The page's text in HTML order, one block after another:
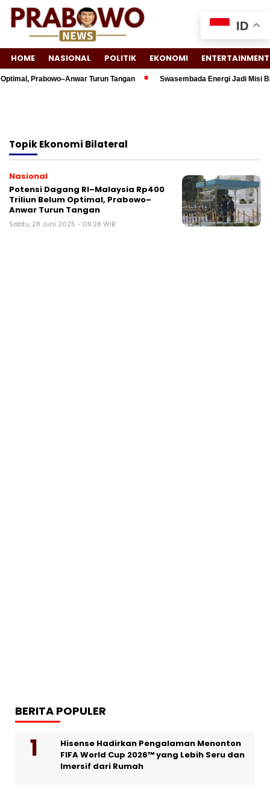
HOME NASIONAL POLITIK EKONOMI ENTERTAINMENT
Prabowo–Anwar Turun Tangan Swasembada Energi Jadi Misi
TopikEkonomi Bilateral
Nasional
Potensi Dagang RI–Malaysia Rp400
Triliun Belum Optimal, Prabowo–
Anwar Turun Tangan
Sabtu, 28 Juni 2025 - 09:28 WIB
BERITA POPULER
Hisense Hadirkan Pengalaman Menonton
FIFA World Cup 2026™ yang Lebih Seru dan
Imersif dari Rumah
ID